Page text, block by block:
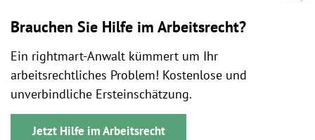
Brauchen Sie Hilfe im Arbeitsrecht?
Ein rightmart-Anwalt kümmert um Ihr
arbeitsrechtliches Problem! Kostenlose und
unverbindliche Ersteinschätzung.
Jetzt Hilfe im Arbeitsrecht